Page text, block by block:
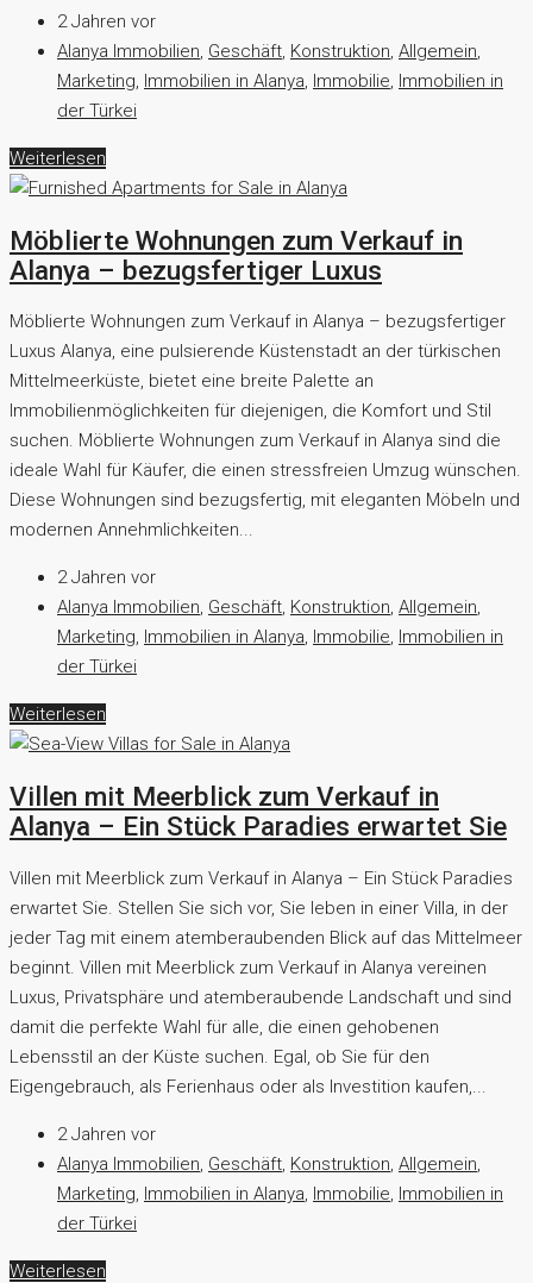
2 Jahren vor
Alanya Immobilien, Geschäft, Konstruktion, Allgemein,
Marketing, Immobilien in Alanya, Immobilie, Immobilien in
der Türkei
Weiterlesen
Möblierte Wohnungen zum Verkauf in
Alanya – bezugsfertiger Luxus
Möblierte Wohnungen zum Verkauf in Alanya – bezugsfertiger
Luxus Alanya, eine pulsierende Küstenstadt an der türkischen
Mittelmeerküste, bietet eine breite Palette an
Immobilienmöglichkeiten für diejenigen, die Komfort und Stil
suchen. Möblierte Wohnungen zum Verkauf in Alanya sind die
ideale Wahl für Käufer, die einen stressfreien Umzug wünschen.
Diese Wohnungen sind bezugsfertig, mit eleganten Möbeln und
modernen Annehmlichkeiten...
2 Jahren vor
Alanya Immobilien, Geschäft, Konstruktion, Allgemein,
Marketing, Immobilien in Alanya, Immobilie, Immobilien in
der Türkei
Weiterlesen
Villen mit Meerblick zum Verkauf in
Alanya – Ein Stück Paradies erwartet Sie
Villen mit Meerblick zum Verkauf in Alanya – Ein Stück Paradies
erwartet Sie. Stellen Sie sich vor, Sie leben in einer Villa, in der
jeder Tag mit einem atemberaubenden Blick auf das Mittelmeer
beginnt. Villen mit Meerblick zum Verkauf in Alanya vereinen
Luxus, Privatsphäre und atemberaubende Landschaft und sind
damit die perfekte Wahl für alle, die einen gehobenen
Lebensstil an der Küste suchen. Egal, ob Sie für den
Eigengebrauch, als Ferienhaus oder als Investition kaufen,...
2 Jahren vor
Alanya Immobilien, Geschäft, Konstruktion, Allgemein,
Marketing, Immobilien in Alanya, Immobilie, Immobilien in
der Türkei
Weiterlesen